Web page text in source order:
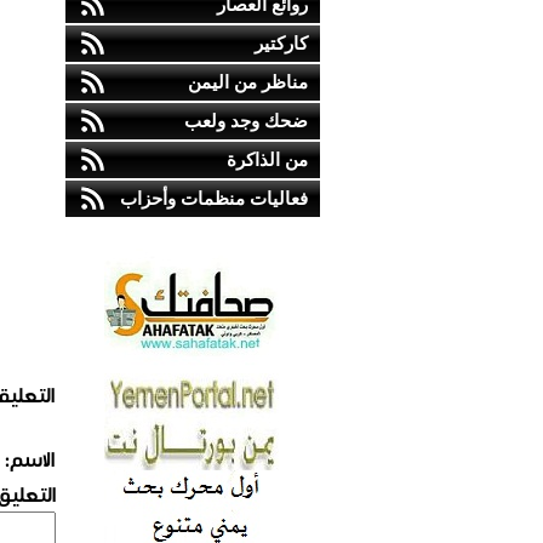
روائع العصار
كاركتير
مناظر من اليمن
ضحك وجد ولعب
من الذاكرة
فعاليات منظمات وأحزاب
الاسم: